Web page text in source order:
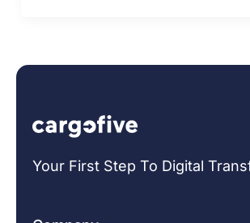
Your First Step To Digital